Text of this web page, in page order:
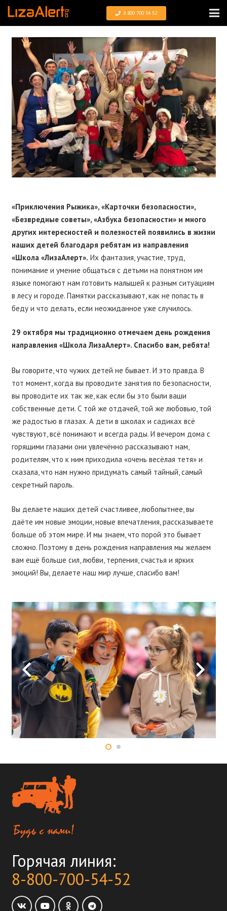
8 800 700 54 52
«Приключения Рыжика», «Карточки безопасности»,
«Безвредные советы», «Азбука безопасности» и много
других интересностей и полезностей появились в жизни
наших детей благодаря ребятам из направления
«Школа «ЛизаАлерт». Их фантазия, участие, труд,
понимание и умение общаться с детьми на понятном им
языке помогают нам готовить малышей к разным ситуациям
в лесу и городе. Памятки рассказывают, как не попасть в
беду и что делать, если неожиданное уже случилось.
29 октября мы традиционно отмечаем день рождения
направления «Школа ЛизаАлерт». Спасибо вам, ребята!
Вы говорите, что чужих детей не бывает. И это правда. В
тот момент, когда вы проводите занятия по безопасности,
вы проводите их так же, как если бы это были ваши
собственные дети. С той же отдачей, той же любовью, той
же радостью в глазах. А дети в школах и садиках всё
чувствуют, всё понимают и всегда рады. И вечером дома с
горящими глазами они увлечённо рассказывают нам,
родителям, что к ним приходила «очень весёлая тетя» и
сказала, что нам нужно придумать самый тайный, самый
секретный пароль.
Вы делаете наших детей счастливее, любопытнее, вы
даёте им новые эмоции, новые впечатления, рассказываете
больше об этом мире. И мы знаем, что порой это бывает
сложно. Поэтому в день рождения направления мы желаем
вам ещё больше сил, любви, терпения, счастья и ярких
эмоций! Вы, делаете наш мир лучше, спасибо вам!
Горячая линия:
8-800-700-54-52